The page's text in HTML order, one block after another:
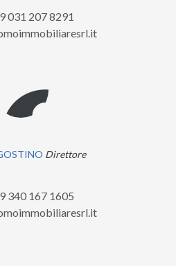
031 207 8291
Direttore
340 167 1605